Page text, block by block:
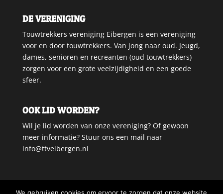
DE VERENIGING
Touwtrekkers vereniging Eibergen is een vereniging
voor en door touwtrekkers. Van jong naar oud. Jeugd,
dames, senioren en recreanten (oud touwtrekkers)
zorgen voor een grote veelzijdigheid en een goede
sfeer.
OOK LID WORDEN?
Wil je lid worden van onze vereniging? Of gewoon
meer informatie? Stuur ons een mail naar
info@ttveibergen.nl